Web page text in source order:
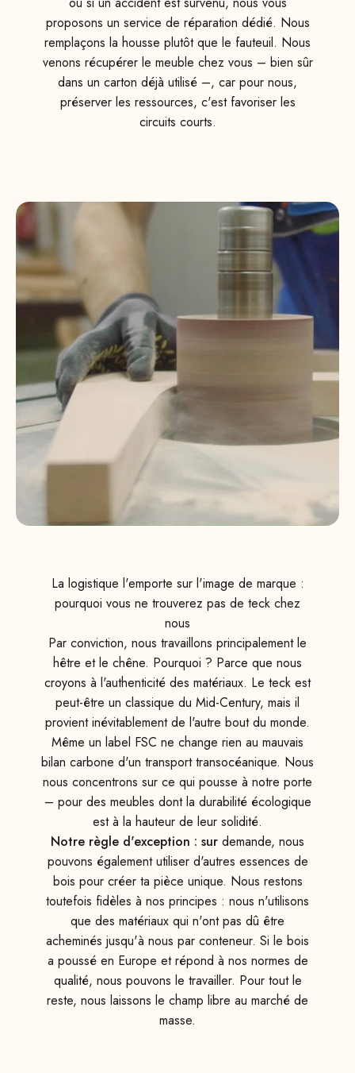
proposons un service de réparation dédié. Nous
remplaçons la housse plutôt que le fauteuil. Nous
venons récupérer le meuble chez vous – bien sûr
dans un carton déjà utilisé –, car pour nous,
préserver les ressources, c'est favoriser les
circuits courts.
La logistique l'emporte sur l'image de marque :
pourquoi vous ne trouverez pas de teck chez
nous
Par conviction, nous travaillons principalement le
hêtre et le chêne. Pourquoi ? Parce que nous
croyons à l'authenticité des matériaux. Le teck est
peut-être un classique du Mid-Century, mais il
provient inévitablement de l'autre bout du monde.
Même un label FSC ne change rien au mauvais
bilan carbone d'un transport transocéanique. Nous
nous concentrons sur ce qui pousse à notre porte
– pour des meubles dont la durabilité écologique
est à la hauteur de leur solidité.
Notre règle d'exception : sur demande, nous
pouvons également utiliser d'autres essences de
bois pour créer ta pièce unique. Nous restons
toutefois fidèles à nos principes : nous n'utilisons
que des matériaux qui n'ont pas dû être
acheminés jusqu'à nous par conteneur. Si le bois
a poussé en Europe et répond à nos normes de
qualité, nous pouvons le travailler. Pour tout le
reste, nous laissons le champ libre au marché de
masse.